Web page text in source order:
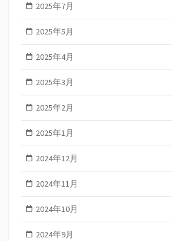
2025年7月
2025年5月
2025年4月
2025年3月
2025年2月
2025年1月
2024年12月
2024年11月
2024年10月
2024年9月